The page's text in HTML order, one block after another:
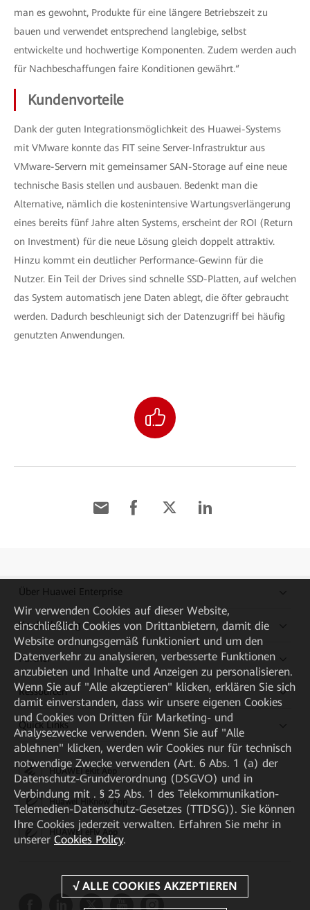
man es gewohnt, Produkte für eine längere Betriebszeit zu
bauen und verwendet entsprechend langlebige, selbst
entwickelte und hochwertige Komponenten. Zudem werden auch
für Nachbeschaffungen faire Konditionen gewährt.“
Kundenvorteile
Dank der guten Integrationsmöglichkeit des Huawei-Systems
mit VMware konnte das FIT seine Server-Infrastruktur aus
VMware-Servern mit gemeinsamer SAN-Storage auf eine neue
technische Basis stellen und ausbauen. Bedenkt man die
Alternative, nämlich die kostenintensive Wartungsverlängerung
eines bereits fünf Jahre alten Systems, erscheint der ROI (Return
on Investment) für die neue Lösung gleich doppelt attraktiv.
Hinzu kommt ein deutlicher Performance-Gewinn für die
Nutzer. Ein Teil der Drives sind schnelle SSD-Platten, auf welchen
das System automatisch jene Daten ablegt, die öfter gebraucht
werden. Dadurch beschleunigt sich der Datenzugriff bei häufig
genutzten Anwendungen.
Über Huawei Enterprise
Kaufanleitung
Partner
Ressourcen
Quick Links
HUAWEI eKit App
Huawei HiKnow App
HUAWEI eFly App
Wir verwenden Cookies auf dieser Website,
einschließlich Cookies von Drittanbietern, damit die
Website ordnungsgemäß funktioniert und um den
Datenverkehr zu analysieren, verbesserte Funktionen
anzubieten und Inhalte und Anzeigen zu personalisieren.
Wenn Sie auf "Alle akzeptieren" klicken, erklären Sie sich
damit einverstanden, dass wir unsere eigenen Cookies
und Cookies von Dritten für Marketing- und
Analysezwecke verwenden. Wenn Sie auf "Alle
ablehnen" klicken, werden wir Cookies nur für technisch
notwendige Zwecke verwenden (Art. 6 Abs. 1 (a) der
Datenschutz-Grundverordnung (DSGVO) und in
Verbindung mit . § 25 Abs. 1 des Telekommunikation-
Telemedien-Datenschutz-Gesetzes (TTDSG)). Sie können
Ihre Cookies jederzeit verwalten. Erfahren Sie mehr in
unserer Cookies Policy.